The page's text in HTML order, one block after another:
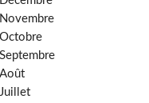
Novembre
Octobre
Septembre
Août
Juillet